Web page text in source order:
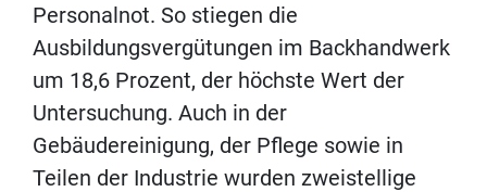
Personalnot. So stiegen die
Ausbildungsvergütungen im Backhandwerk
um 18,6 Prozent, der höchste Wert der
Untersuchung. Auch in der
Gebäudereinigung, der Pflege sowie in
Teilen der Industrie wurden zweistellige